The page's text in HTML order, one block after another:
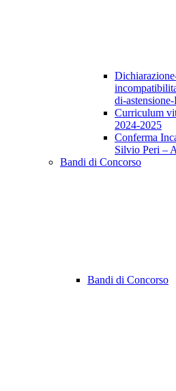
di-
Curriculum
2024-2025
Conferma
Silvio Peri –
Bandi di Concorso
Bandi di Concorso